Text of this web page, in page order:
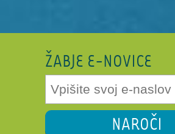
ŽABJE E-NOVICE
NAROČI